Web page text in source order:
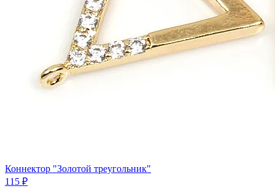
Коннектор "Золотой треугольник"
115 ₽